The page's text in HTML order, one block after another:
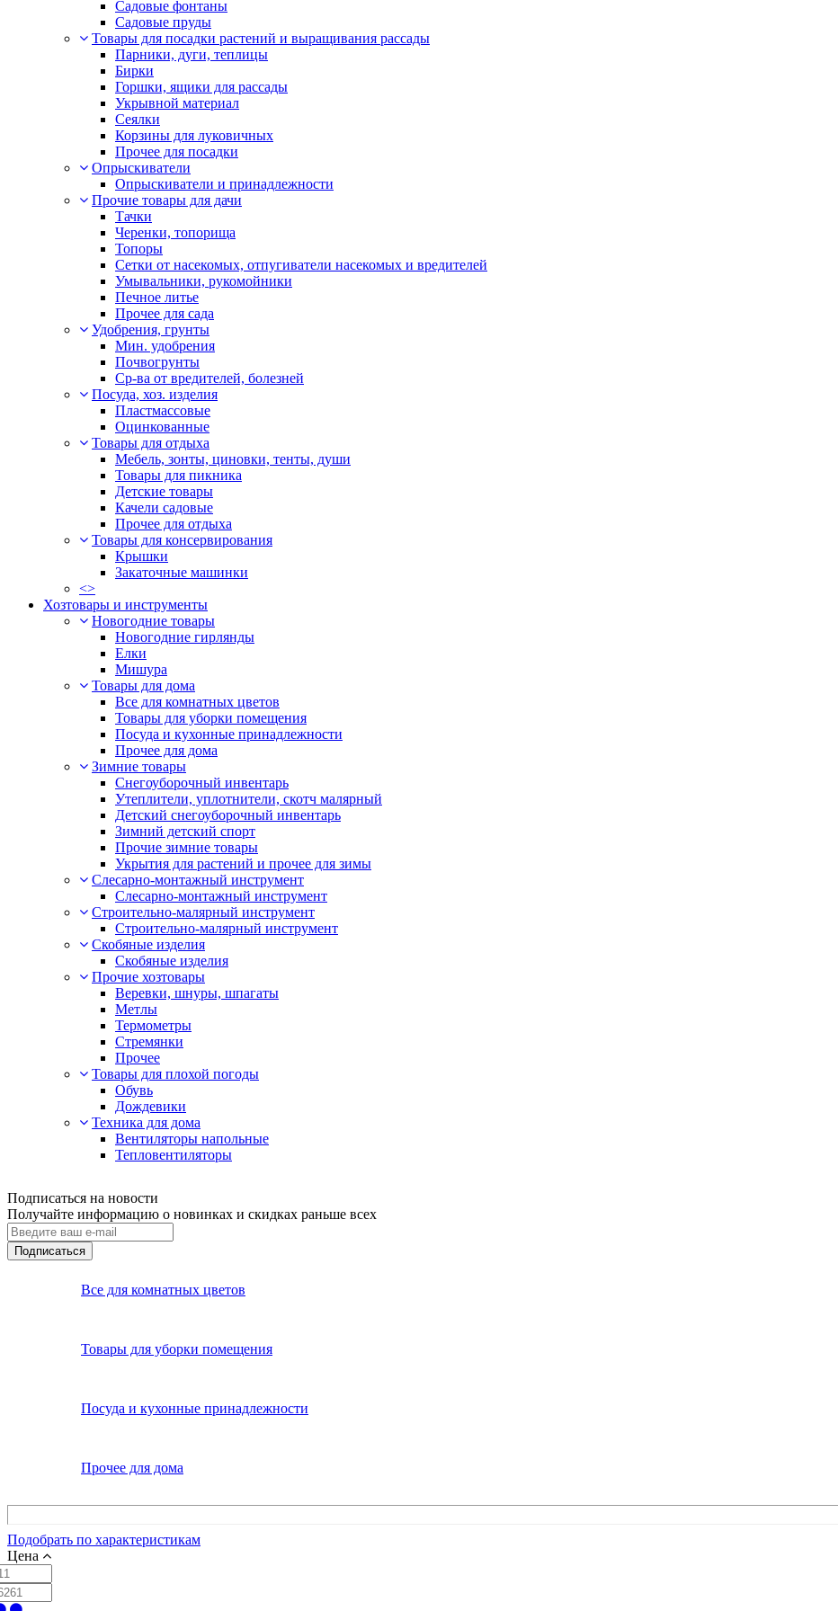
Садовые фонтаны
Садовые пруды
Товары для посадки растений и выращивания рассады
Парники, дуги, теплицы
Бирки
Горшки, ящики для рассады
Укрывной материал
Сеялки
Корзины для луковичных
Прочее для посадки
Опрыскиватели
Опрыскиватели и принадлежности
Прочие товары для дачи
Тачки
Черенки, топорища
Топоры
Сетки от насекомых, отпугиватели насекомых и вредителей
Умывальники, рукомойники
Печное литье
Прочее для сада
Удобрения, грунты
Мин. удобрения
Почвогрунты
Ср-ва от вредителей, болезней
Посуда, хоз. изделия
Пластмассовые
Оцинкованные
Товары для отдыха
Мебель, зонты, циновки, тенты, души
Товары для пикника
Детские товары
Качели садовые
Прочее для отдыха
Товары для консервирования
Крышки
Закаточные машинки
<>
Хозтовары и инструменты
Новогодние товары
Новогодние гирлянды
Елки
Мишура
Товары для дома
Все для комнатных цветов
Товары для уборки помещения
Посуда и кухонные принадлежности
Прочее для дома
Зимние товары
Снегоуборочный инвентарь
Утеплители, уплотнители, скотч малярный
Детский снегоуборочный инвентарь
Зимний детский спорт
Прочие зимние товары
Укрытия для растений и прочее для зимы
Слесарно-монтажный инструмент
Слесарно-монтажный инструмент
Строительно-малярный инструмент
Строительно-малярный инструмент
Скобяные изделия
Скобяные изделия
Прочие хозтовары
Веревки, шнуры, шпагаты
Метлы
Термометры
Стремянки
Прочее
Товары для плохой погоды
Обувь
Дождевики
Техника для дома
Вентиляторы напольные
Тепловентиляторы
Подписаться на новости
Получайте информацию о новинках и скидках раньше всех
Подписаться
Все для комнатных цветов
Товары для уборки помещения
Посуда и кухонные принадлежности
Прочее для дома
Подобрать по характеристикам
Цена